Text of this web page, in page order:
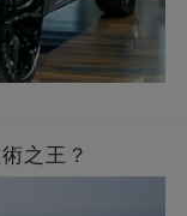
之王？